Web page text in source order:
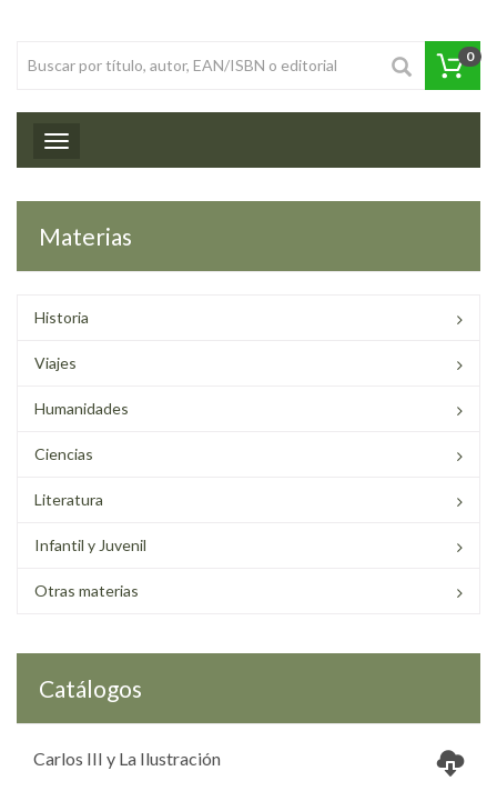
0
Toggle navigation
Materias
Historia
Viajes
Humanidades
Ciencias
Literatura
Infantil y Juvenil
Otras materias
Catálogos
Carlos III y La Ilustración